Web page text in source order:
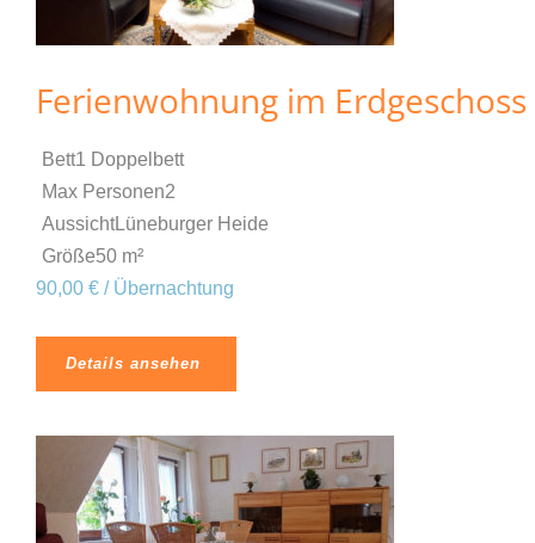
Ferienwohnung im Erdgeschoss
Bett1 Doppelbett
Max Personen2
AussichtLüneburger Heide
Größe50 m²
90,00 € / Übernachtung
Details ansehen